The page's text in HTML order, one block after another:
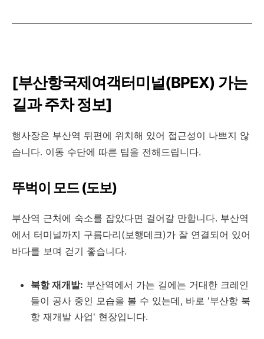
[부산항국제여객터미널(BPEX) 가는
길과 주차 정보]
행사장은 부산역 뒤편에 위치해 있어 접근성이 나쁘지 않
습니다. 이동 수단에 따른 팁을 전해드립니다.
뚜벅이 모드 (도보)
부산역 근처에 숙소를 잡았다면 걸어갈 만합니다. 부산역
에서 터미널까지 구름다리(보행데크)가 잘 연결되어 있어
바다를 보며 걷기 좋습니다.
북항 재개발: 부산역에서 가는 길에는 거대한 크레인
들이 공사 중인 모습을 볼 수 있는데, 바로 '부산항 북
항 재개발 사업' 현장입니다.